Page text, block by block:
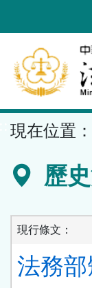
到
要
內
容
區
現在位置：
歷
現行條文：
法務